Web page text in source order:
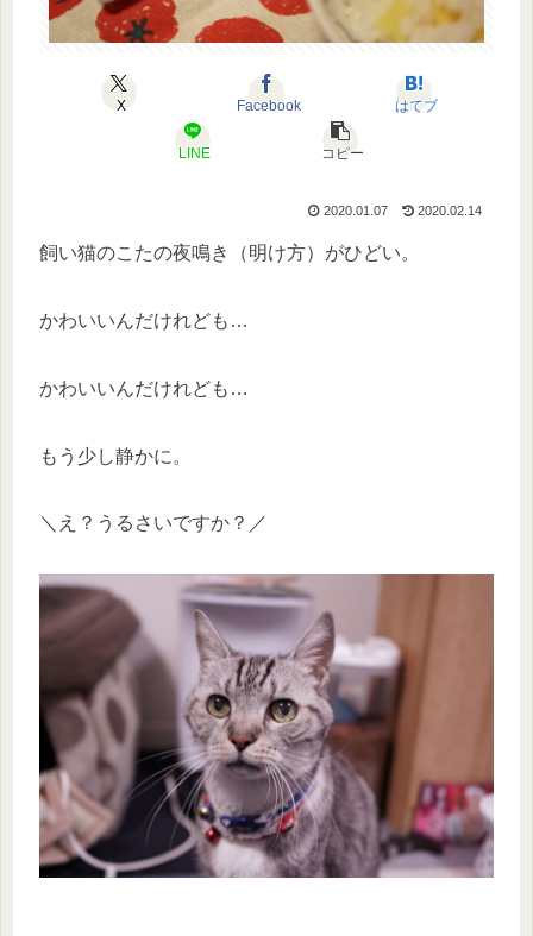
X Facebook はてブ
LINE コピー
2020.01.07 2020.02.14
飼い猫のこたの夜鳴き（明け方）がひどい。
かわいいんだけれども…
かわいいんだけれども…
もう少し静かに。
＼え？うるさいですか？／